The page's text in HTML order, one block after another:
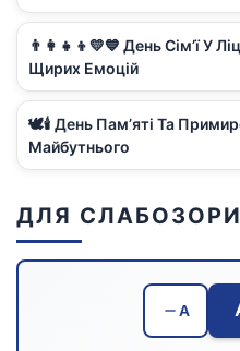
👨‍👩‍👧‍👦💛💙 День Сім’ї У
Щирих Емоцій
🕊️🕯️ День Пам’яті Та
Майбутнього
ДЛЯ
A